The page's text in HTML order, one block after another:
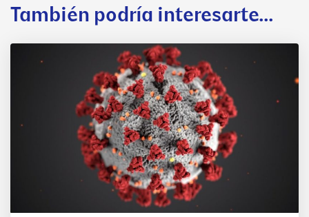
También podría interesarte...